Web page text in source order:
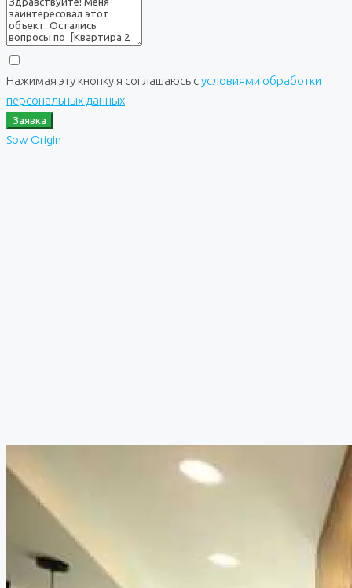
Нажимая эту кнопку я соглашаюсь сусловиями обработки
персональных данных
Заявка
Sow Origin